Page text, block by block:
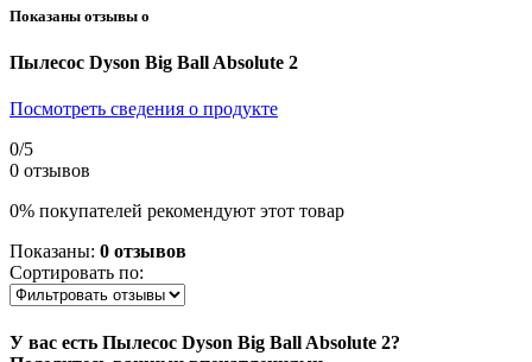
Показаны отзывы о
Пылесос Dyson Big Ball Absolute 2
Посмотреть сведения о продукте
0/5
0 отзывов
0% покупателей рекомендуют этот товар
Показаны: 0 отзывов
Сортировать по:
У вас есть Пылесос Dyson Big Ball Absolute 2?